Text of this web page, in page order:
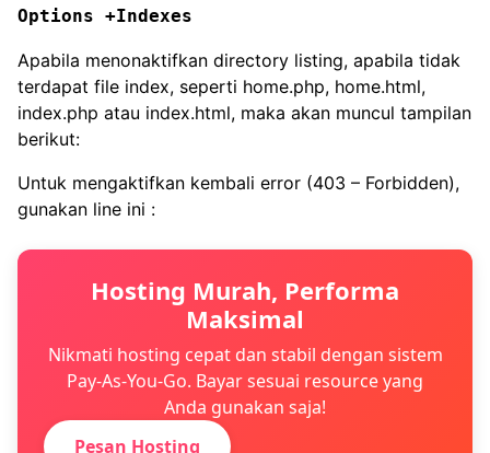
Options +Indexes
Apabila menonaktifkan directory listing, apabila tidak
terdapat file index, seperti home.php, home.html,
index.php atau index.html, maka akan muncul tampilan
berikut:
Untuk mengaktifkan kembali error (403 – Forbidden),
gunakan line ini :
Hosting Murah, Performa
Maksimal
Nikmati hosting cepat dan stabil dengan sistem
Pay-As-You-Go. Bayar sesuai resource yang
Anda gunakan saja!
Pesan Hosting